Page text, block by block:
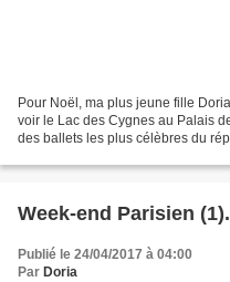
Pour Noël, ma plus jeune fille
voir le Lac des Cygnes au Palais
des ballets les plus célèbres du
Week-end Parisien
Publié le 24/04/2017 à 04:00
Par Doria